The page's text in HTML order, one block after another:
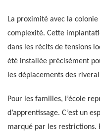
La proximité avec la
complexité. Cette
dans les récits de tensions
été installée précisément
les déplacements des
Pour les familles, l’école
d’apprentissage. C’est un
marqué par les restrictions.